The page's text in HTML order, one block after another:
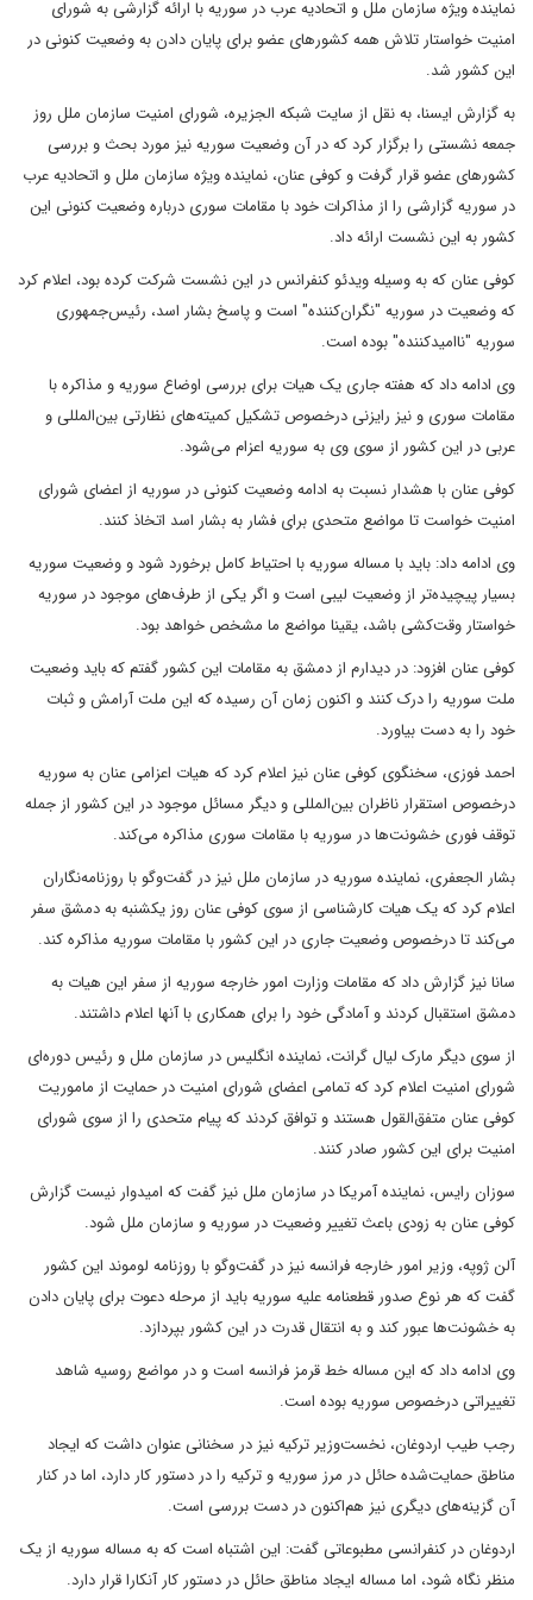
نماینده ویژه سازمان ملل و اتحادیه عرب در سوریه با ارائه گزارشی به شورای
امنیت خواستار تلاش همه کشورهای عضو برای پایان دادن به وضعیت کنونی در
این کشور شد.
به گزارش ایسنا، به نقل از سایت شبکه الجزیره، شورای امنیت سازمان ملل روز
جمعه نشستی را برگزار کرد که در آن وضعیت سوریه نیز مورد بحث و بررسی
کشورهای عضو قرار گرفت و کوفی عنان، نماینده ویژه سازمان ملل و اتحادیه عرب
در سوریه گزارشی را از مذاکرات خود با مقامات سوری درباره وضعیت کنونی این
کشور به این نشست ارائه داد.
کوفی عنان که به وسیله ویدئو کنفرانس در این نشست شرکت کرده بود، اعلام کرد
که وضعیت در سوریه "نگران‌کننده" است و پاسخ بشار اسد، رئیس‌جمهوری
سوریه "ناامیدکننده" بوده است.
وی ادامه داد که هفته جاری یک هیات برای بررسی اوضاع سوریه و مذاکره با
مقامات سوری و نیز رایزنی درخصوص تشکیل کمیته‌های نظارتی بین‌المللی و
عربی در این کشور از سوی وی به سوریه اعزام می‌شود.
کوفی عنان با هشدار نسبت به ادامه وضعیت کنونی در سوریه از اعضای شورای
امنیت خواست تا مواضع متحدی برای فشار به بشار اسد اتخاذ کنند.
وی ادامه داد: باید با مساله سوریه با احتیاط کامل برخورد شود و وضعیت سوریه
بسیار پیچیده‌تر از وضعیت لیبی است و اگر یکی از طرف‌های موجود در سوریه
خواستار وقت‌کشی باشد، یقینا مواضع ما مشخص خواهد بود.
کوفی عنان افزود: در دیدارم از دمشق به مقامات این کشور گفتم که باید وضعیت
ملت سوریه را درک کنند و اکنون زمان آن رسیده که این ملت آرامش و ثبات
خود را به دست بیاورد.
احمد فوزی، سخنگوی کوفی عنان نیز اعلام کرد که هیات اعزامی عنان به سوریه
درخصوص استقرار ناظران بین‌المللی و دیگر مسائل موجود در این کشور از جمله
توقف فوری خشونت‌ها در سوریه با مقامات سوری مذاکره می‌کند.
بشار الجعفری، نماینده سوریه در سازمان ملل نیز در گفت‌وگو با روزنامه‌نگاران
اعلام کرد که یک هیات کارشناسی از سوی کوفی عنان روز یکشنبه به دمشق سفر
می‌کند تا درخصوص وضعیت جاری در این کشور با مقامات سوریه مذاکره کند.
سانا نیز گزارش داد که مقامات وزارت امور خارجه سوریه از سفر این هیات به
دمشق استقبال کردند و آمادگی خود را برای همکاری با آنها اعلام داشتند.
از سوی دیگر مارک لیال گرانت، نماینده انگلیس در سازمان ملل و رئیس دوره‌ای
شورای امنیت اعلام کرد که تمامی اعضای شورای امنیت در حمایت از ماموریت
کوفی عنان متفق‌القول هستند و توافق کردند که پیام متحدی را از سوی شورای
امنیت برای این کشور صادر کنند.
سوزان رایس، نماینده آمریکا در سازمان ملل نیز گفت که امیدوار نیست گزارش
کوفی عنان به زودی باعث تغییر وضعیت در سوریه و سازمان ملل شود.
آلن ژوپه، وزیر امور خارجه فرانسه نیز در گفت‌وگو با روزنامه لوموند این کشور
گفت که هر نوع صدور قطعنامه علیه سوریه باید از مرحله دعوت برای پایان دادن
به خشونت‌ها عبور کند و به انتقال قدرت در این کشور بپردازد.
وی ادامه داد که این مساله خط قرمز فرانسه است و در مواضع روسیه شاهد
تغییراتی درخصوص سوریه بوده است.
رجب طیب اردوغان، نخست‌وزیر ترکیه نیز در سخنانی عنوان داشت که ایجاد
مناطق حمایت‌شده حائل در مرز سوریه و ترکیه را در دستور کار دارد، اما در کنار
آن گزینه‌های دیگری نیز هم‌اکنون در دست بررسی است.
اردوغان در کنفرانسی مطبوعاتی گفت: این اشتباه است که به مساله سوریه از یک
منظر نگاه شود، اما مساله ایجاد مناطق حائل در دستور کار آنکارا قرار دارد.